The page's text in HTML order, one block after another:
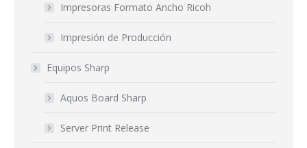
Impresoras Formato Ancho Ricoh
Impresión de Producción
Equipos Sharp
Aquos Board Sharp
Server Print Release